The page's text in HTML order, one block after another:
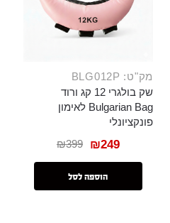
מק"ט: BLG012P
שק בולגרי 12 קג ורוד
Bulgarian Bag לאימון
פונקציונלי
₪399 ₪249
הוספה לסל